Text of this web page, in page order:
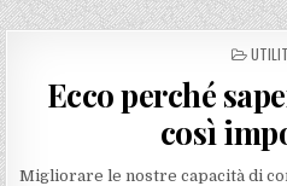
Ecco perché
così
Migliorare le nostre capacità di